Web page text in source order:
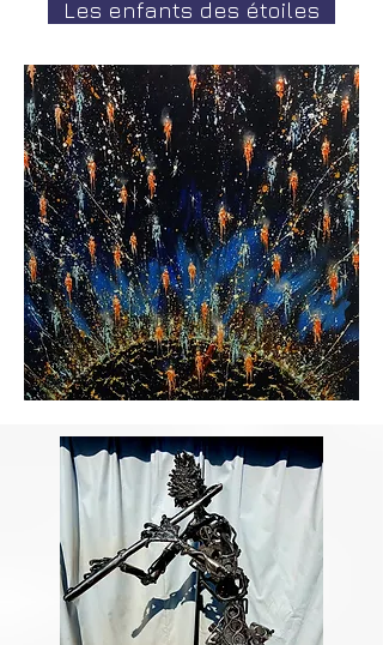
Les enfants des étoiles